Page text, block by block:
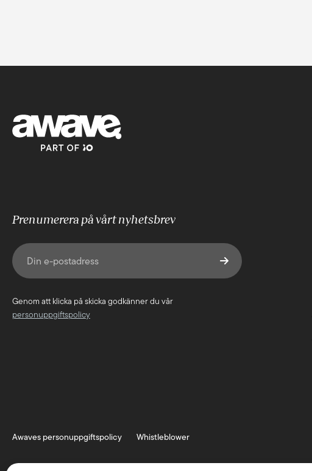
Prenumerera på vårt nyhetsbrev
E-post(Obligatoriskt)
Genom att klicka på skicka godkänner du vår
personuppgiftspolicy
Awaves personuppgiftspolicy Whistleblower